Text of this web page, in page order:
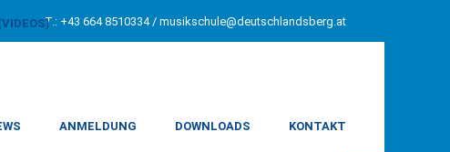
T.: +43 664 8510334 / musikschule@deutschlandsberg.at
ANMELDUNG DOWNLOADS KONTAKT